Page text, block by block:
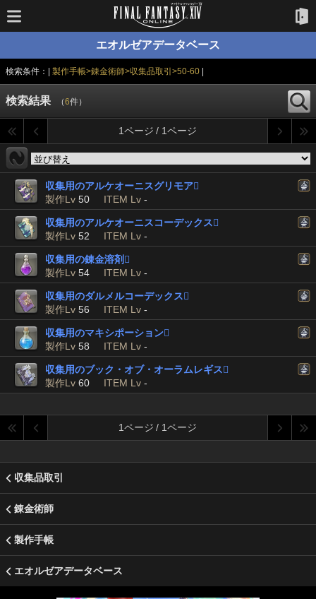
エオルゼアデータベース
検索条件：| 製作手帳>錬金術師>収集品取引>50-60|
検索結果 （6件）
1ページ / 1ページ
収集用のアルケオーニスグリモア
製作Lv 50 ITEM Lv -
収集用のアルケオーニスコーデックス
製作Lv 52 ITEM Lv -
収集用の錬金溶剤
製作Lv 54 ITEM Lv -
収集用のダルメルコーデックス
製作Lv 56 ITEM Lv -
収集用のマキシポーション
製作Lv 58 ITEM Lv -
収集用のブック・オブ・オーラムレギス
製作Lv 60 ITEM Lv -
1ページ / 1ページ
収集品取引
錬金術師
製作手帳
エオルゼアデータベース